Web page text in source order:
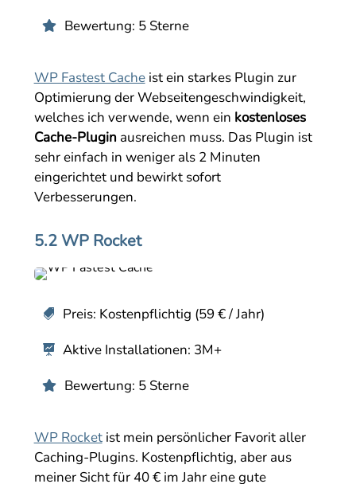
 Bewertung: 5 Sterne
WP Fastest Cacheist ein starkes Plugin zur
Optimierung der Webseitengeschwindigkeit,
welches ich verwende, wenn ein kostenloses
Cache-Pluginausreichen muss. Das Plugin ist
sehr einfach in weniger als 2 Minuten
eingerichtet und bewirkt sofort
Verbesserungen.
5.2 WP Rocket
 Preis: Kostenpflichtig (59 € / Jahr)
 Aktive Installationen: 3M+
 Bewertung: 5 Sterne
WP Rocketist mein persönlicher Favorit aller
Caching-Plugins. Kostenpflichtig, aber aus
meiner Sicht für 40 € im Jahr eine gute